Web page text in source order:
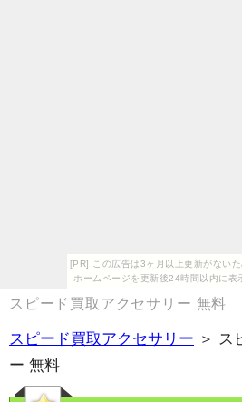
[PR] この広告は3ヶ月以上更新がないた
ホームページを更新後24時間以内に表
スピード買取アクセサリー 無料
スピード買取アクセサリー ＞ ス
ー 無料